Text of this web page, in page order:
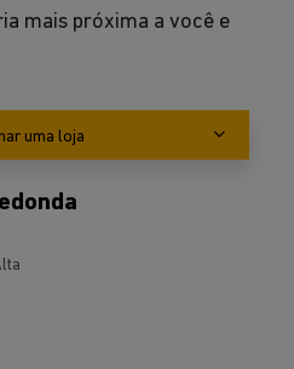
mais próxima a você e
uma loja